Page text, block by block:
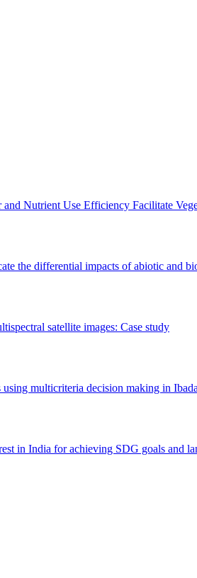
Nutrient Use Efficiency Facilitate
the differential impacts of abiotic and
satellite images: Case study
multicriteria decision making in
in India for achieving SDG goals and